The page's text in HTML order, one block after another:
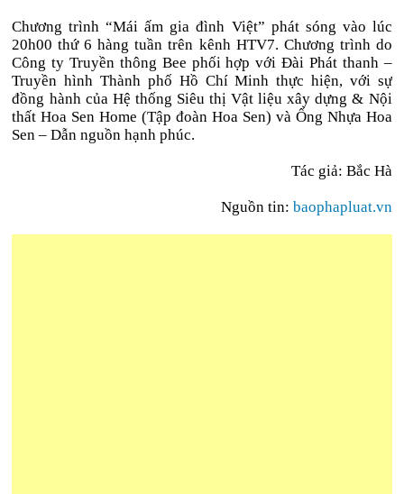
Chương trình “Mái ấm gia đình Việt” phát sóng vào lúc
20h00 thứ 6 hàng tuần trên kênh HTV7. Chương trình do
Công ty Truyền thông Bee phối hợp với Đài Phát thanh –
Truyền hình Thành phố Hồ Chí Minh thực hiện, với sự
đồng hành của Hệ thống Siêu thị Vật liệu xây dựng & Nội
thất Hoa Sen Home (Tập đoàn Hoa Sen) và Ống Nhựa Hoa
Sen – Dẫn nguồn hạnh phúc.
Tác giả: Bắc Hà
Nguồn tin: baophapluat.vn